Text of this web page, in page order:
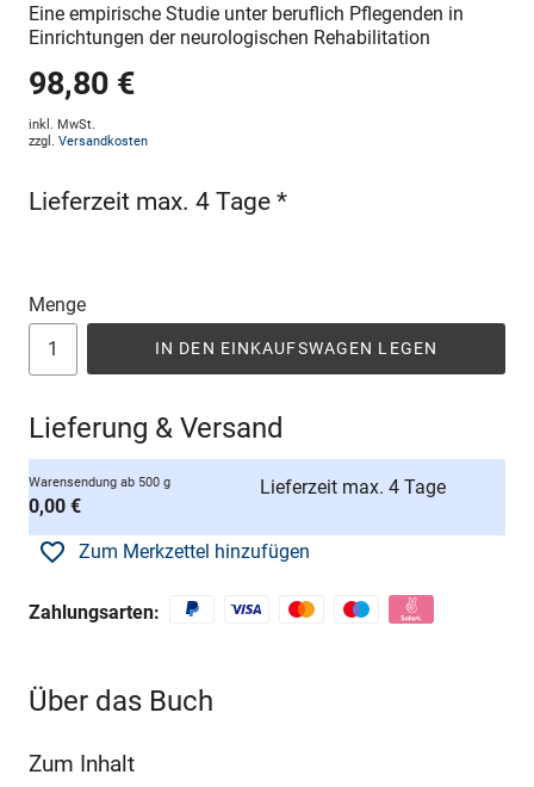
Eine empirische Studie unter beruflich Pflegenden in
Einrichtungen der neurologischen Rehabilitation
98,80 €
inkl. MwSt.
zzgl. Versandkosten
Lieferzeit max. 4 Tage *
Menge
IN DEN EINKAUFSWAGEN LEGEN
Lieferung & Versand
Warensendung ab 500 g
0,00 €
Lieferzeit max. 4 Tage
Zum Merkzettel hinzufügen
Zahlungsarten:
Über das Buch
Zum Inhalt